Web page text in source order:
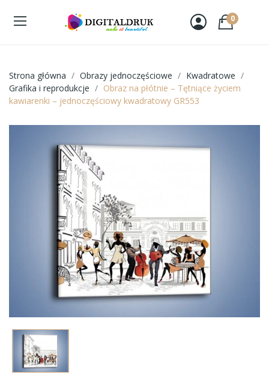
0
Strona główna Obrazy jednoczęściowe
Kwadratowe
Grafika i reprodukcje
Obraz na płótnie – Tętniące życiem
kawiarenki – jednoczęściowy kwadratowy GR553